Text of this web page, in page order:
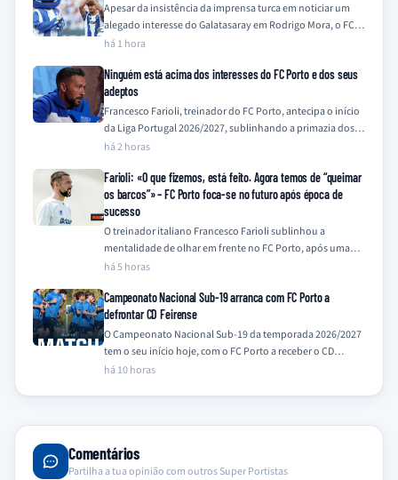
Apesar da insistência da imprensa turca em noticiar um
alegado interesse do Galatasaray em Rodrigo Mora, o FC
Porto nega qualquer contacto…
há 1 hora
Ninguém está acima dos interesses do FC Porto e dos seus
adeptos
Francesco Farioli, treinador do FC Porto, antecipa o início
da Liga Portugal 2026/2027, sublinhando a primazia dos
interesses do clube e dos…
há 2 horas
Farioli: «O que fizemos, está feito. Agora temos de “queimar
os barcos”» – FC Porto foca-se no futuro após época de
sucesso
O treinador italiano Francesco Farioli sublinhou a
mentalidade de olhar em frente no FC Porto, após uma
temporada de 2025/26 coroada com…
há 5 horas
Campeonato Nacional Sub-19 arranca com FC Porto a
defrontar CD Feirense
O Campeonato Nacional Sub-19 da temporada 2026/2027
tem o seu início hoje, com o FC Porto a receber o CD
Feirense no…
há 10 horas
Comentários
Partilha a tua opinião com outros Super Portistas